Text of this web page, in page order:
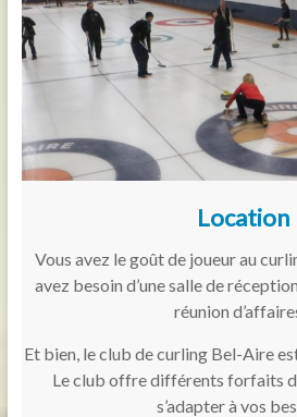
Location
Vous avez le goût de joueur au
avez besoin d’une salle de
réunion
Et bien, le club de curling Bel-Aire
Le club offre différents forfaits
s’adapter à vos